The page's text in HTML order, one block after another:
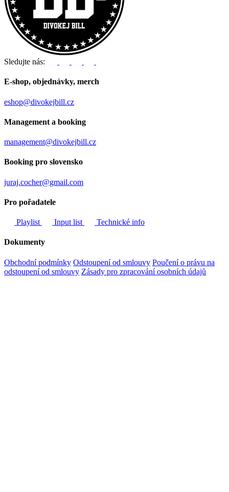
Sledujte nás:
E-shop, objednávky, merch
eshop@divokejbill.cz
Management a booking
management@divokejbill.cz
Booking pro slovensko
juraj.cocher@gmail.com
Pro pořadatele
Playlist Input list Technické info
Dokumenty
Obchodní podmínky Odstoupení od smlouvy Poučení o právu na
odstoupení od smlouvy Zásady pro zpracování osobních údajů